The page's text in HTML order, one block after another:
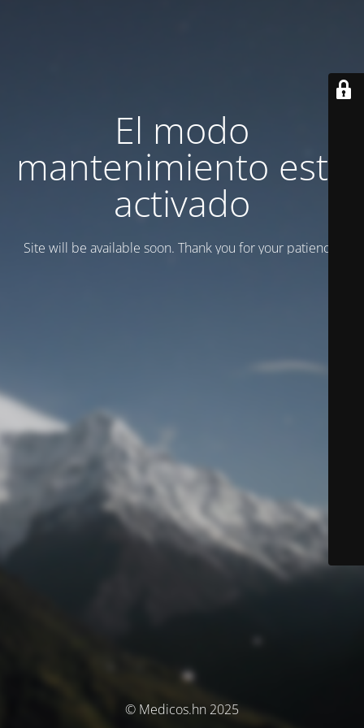
El modo
mantenimiento está
activado
Site will be available soon. Thank you for your patience!
© Medicos.hn 2025